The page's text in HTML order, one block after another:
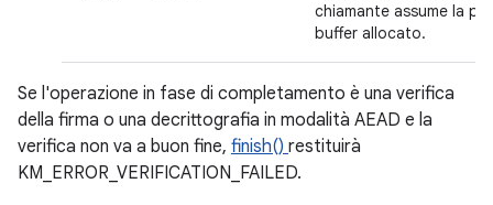
chiamante assume la
buffer allocato.
Se l'operazione in fase di completamento è una verifica
della firma o una decrittografia in modalità AEAD e la
verifica non va a buon fine, finish() restituirà
KM_ERROR_VERIFICATION_FAILED.